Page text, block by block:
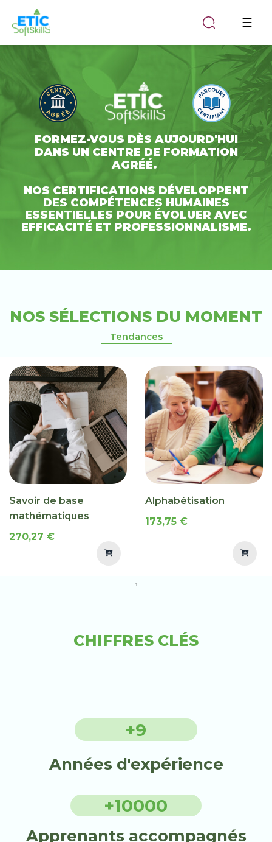
☰
FORMEZ-VOUS DÈS AUJOURD'HUI
DANS UN CENTRE DE FORMATION
AGRÉÉ.
NOS CERTIFICATIONS DÉVELOPPENT
DES COMPÉTENCES HUMAINES
ESSENTIELLES POUR ÉVOLUER AVEC
EFFICACITÉ ET PROFESSIONNALISME.
NOS SÉLECTIONS DU MOMENT
Tendances
Savoir de base
mathématiques
270,27 €
Alphabétisation
173,75 €
CHIFFRES CLÉS
+9
Années d'expérience
+10000
Apprenants accompagnés